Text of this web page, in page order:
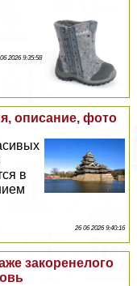
2026 9:35:58
описание, фото
в
26 06 2026 9:40:16
закоренелого